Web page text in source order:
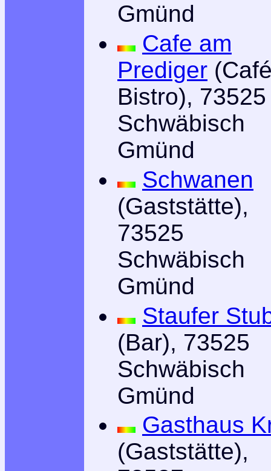
Gmünd
Cafe am
Prediger
Bistro), 73525
Schwäbisch
Gmünd
Schwanen
(Gaststätte),
73525
Schwäbisch
Gmünd
Staufer
(Bar), 73525
Schwäbisch
Gmünd
Gasthaus
(Gaststätte),